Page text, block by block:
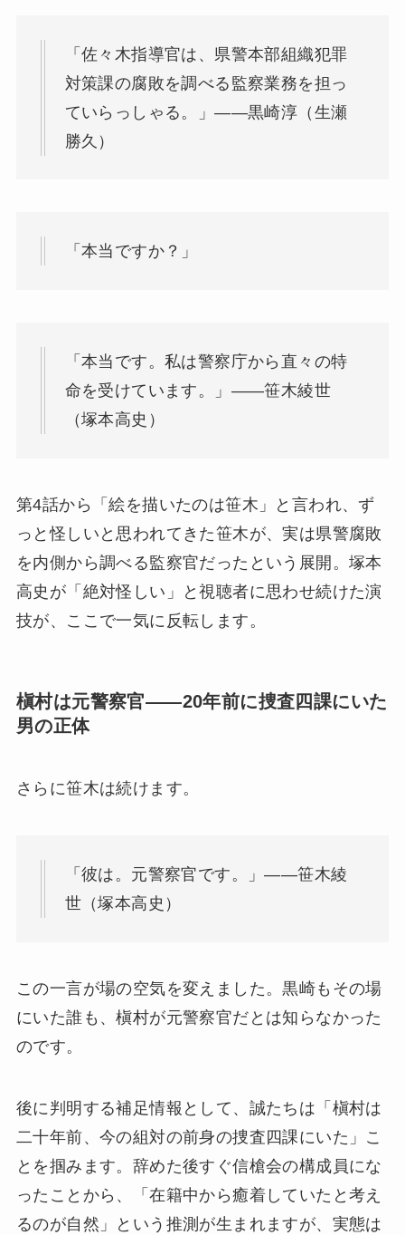
「佐々木指導官は、県警本部組織犯罪
対策課の腐敗を調べる監察業務を担っ
ていらっしゃる。」——黒崎淳（生瀬
勝久）
「本当ですか？」
「本当です。私は警察庁から直々の特
命を受けています。」——笹木綾世
（塚本高史）
第4話から「絵を描いたのは笹木」と言われ、ず
っと怪しいと思われてきた笹木が、実は県警腐敗
を内側から調べる監察官だったという展開。塚本
高史が「絶対怪しい」と視聴者に思わせ続けた演
技が、ここで一気に反転します。
槇村は元警察官——20年前に捜査四課にいた
男の正体
さらに笹木は続けます。
「彼は。元警察官です。」——笹木綾
世（塚本高史）
この一言が場の空気を変えました。黒崎もその場
にいた誰も、槇村が元警察官だとは知らなかった
のです。
後に判明する補足情報として、誠たちは「槇村は
二十年前、今の組対の前身の捜査四課にいた」こ
とを掴みます。辞めた後すぐ信槍会の構成員にな
ったことから、「在籍中から癒着していたと考え
るのが自然」という推測が生まれますが、実態は